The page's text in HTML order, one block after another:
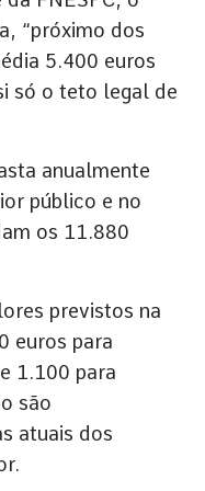
“próximo dos
5.400 euros
só o teto legal de
anualmente
público e no
os 11.880
previstos na
euros para
1.100 para
são
atuais dos